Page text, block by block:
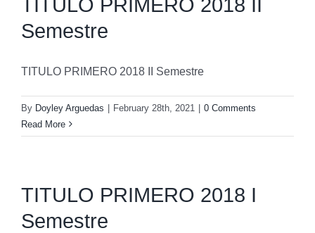
TITULO PRIMERO 2018 II
Semestre
TITULO PRIMERO 2018 II Semestre
By Doyley Arguedas February 28th, 2021
0 Comments
Read More
TITULO PRIMERO 2018 I
Semestre